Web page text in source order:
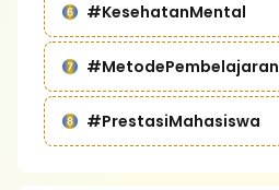
#KesehatanMental
#MetodePembelajaran
#PrestasiMahasiswa